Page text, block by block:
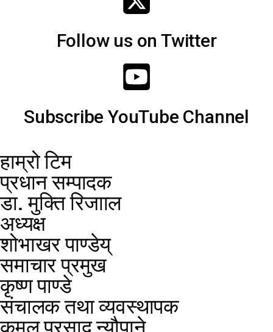
Follow us on Twitter
Subscribe YouTube Channel
हाम्रो टिम
प्रधान सम्पादक
डा. मुक्ति रिजााल
अध्यक्ष
शोभाखर पाण्डेय्
समाचार प्रमुख
कृष्ण पाण्डे
संचालक तथा व्यवस्थापक
कमल प्रसाद न्यौपाने